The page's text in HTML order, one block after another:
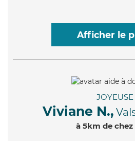
Afficher le
JOYEUSE
Viviane N.,
à 5km de chez